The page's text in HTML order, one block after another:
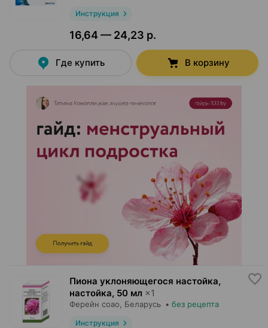
Инструкция
16,64 — 24,23 р.
Где купить В корзину
Пиона уклоняющегося настойка,
настойка, 50 мл ×1
Ферейн соао , Беларусь • без рецепта
Инструкция